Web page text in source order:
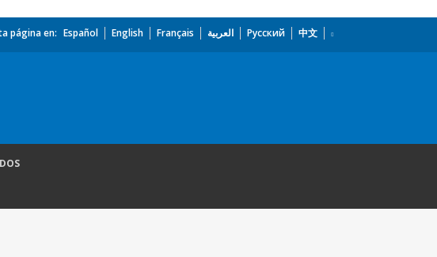
página en: Español English Français العربية Русский 中文